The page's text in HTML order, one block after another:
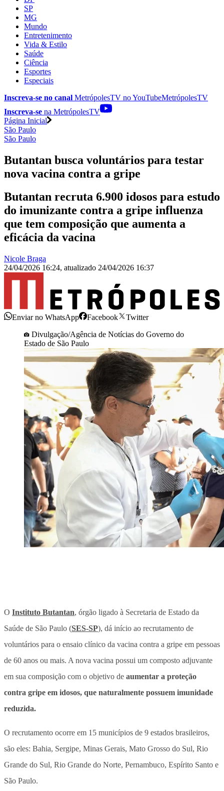
SP
MG
Mundo
Entretenimento
Vida & Estilo
Saúde
Ciência
Esportes
Especiais
Inscreva-se no canal MetrópolesTV noYouTubeMetrópolesTV
Inscreva-se na MetrópolesTV
Página Inicial
São Paulo
São Paulo
Butantan busca voluntários para testar
nova vacina contra a gripe
Butantan recruta 6.900 idosos para estudo
do imunizante contra a gripe influenza
que tem composição que aumenta a
eficácia da vacina
Nicole Braga
24/04/2026 16:24, atualizado 24/04/2026 16:37
Enviar no WhatsApp Facebook
Twitter
Divulgação/Agência de Notícias do Governo do
Estado de São Paulo
O Instituto Butantan, órgão ligado à Secretaria de Estado da
Saúde de São Paulo (SES-SP), dá início ao recrutamento de
voluntários para o ensaio clínico da vacina contra a gripe em pessoas
de 60 anos ou mais. A nova vacina possui um composto adjuvante
em sua composição com o objetivo de aumentar a proteção
contra gripe em idosos, que naturalmente possuem imunidade
reduzida.
O recrutamento ocorre em 15 municípios de 9 estados brasileiros,
são eles: Bahia, Sergipe, Minas Gerais, Mato Grosso do Sul, Rio
Grande do Sul, Rio Grande do Norte, Pernambuco, Espírito Santo e
São Paulo.